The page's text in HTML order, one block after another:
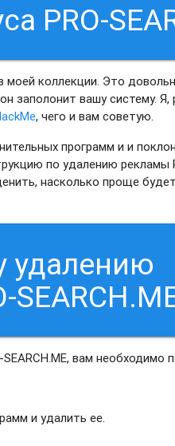
PRO-
моей коллекции. Это
заполонит вашу систему. Я,
, чего и вам советую.
программ и и
по удалению рекламы
насколько проще
удалению
вам необходимо
и удалить ее.